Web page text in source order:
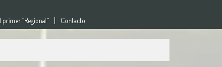
primer “Regional” Contacto